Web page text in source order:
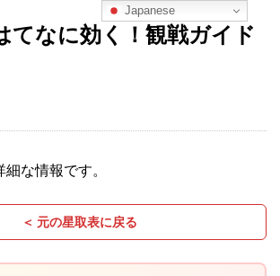
てなに効く！観戦ガイド
な情報です。
＜ 元の星取表に戻る
Japanese